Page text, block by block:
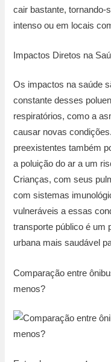
cair bastante, tornando-
intenso ou em locais
Impactos Diretos na
Os impactos na saúde
constante desses
respiratórios, como a
causar novas
preexistentes também
a poluição do ar a um
Crianças, com seus
com sistemas
vulneráveis a essas
transporte público é um
urbana mais saudável
Comparação entre
menos?